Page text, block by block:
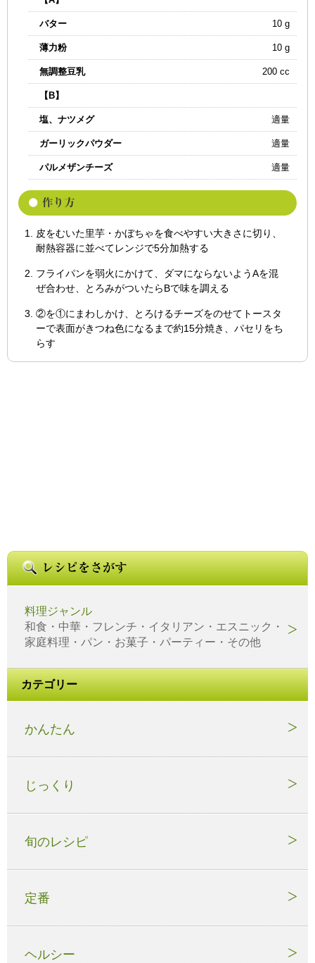
バター 10 g
薄力粉 10 g
無調整豆乳 200 cc
【B】
塩、ナツメグ 適量
ガーリックパウダー 適量
パルメザンチーズ 適量
皮をむいた里芋・かぼちゃを食べやすい大きさに切り、
耐熱容器に並べてレンジで5分加熱する
フライパンを弱火にかけて、ダマにならないようAを混
ぜ合わせ、とろみがついたらBで味を調える
②を①にまわしかけ、とろけるチーズをのせてトースタ
ーで表面がきつね色になるまで約15分焼き、パセリをち
らす
料理ジャンル
和食・中華・フレンチ・イタリアン・エスニック・
家庭料理・パン・お菓子・パーティー・その他
カテゴリー
かんたん
じっくり
旬のレシピ
定番
ヘルシー